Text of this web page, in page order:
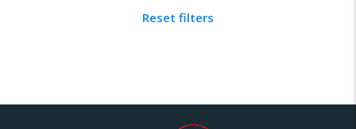
Reset filters